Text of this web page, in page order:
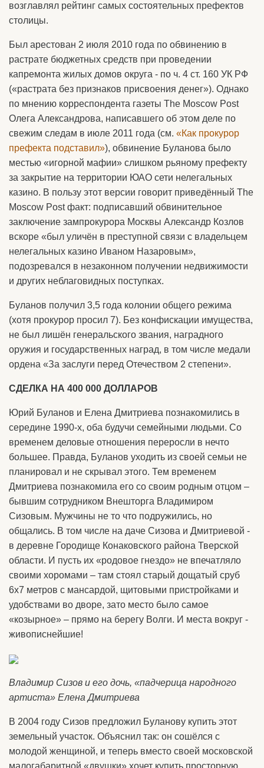
возглавлял рейтинг самых состоятельных префектов
столицы.
Был арестован 2 июля 2010 года по обвинению в
растрате бюджетных средств при проведении
капремонта жилых домов округа - по ч. 4 ст. 160 УК РФ
(«растрата без признаков присвоения денег»). Однако
по мнению корреспондента газеты The Moscow Post
Олега Александрова, написавшего об этом деле по
свежим следам в июле 2011 года (см. «Как прокурор
префекта подставил»), обвинение Буланова было
местью «игорной мафии» слишком рьяному префекту
за закрытие на территории ЮАО сети нелегальных
казино. В пользу этот версии говорит приведённый The
Moscow Post факт: подписавший обвинительное
заключение зампрокурора Москвы Александр Козлов
вскоре «был уличён в преступной связи с владельцем
нелегальных казино Иваном Назаровым»,
подозревался в незаконном получении недвижимости
и других неблаговидных поступках.
Буланов получил 3,5 года колонии общего режима
(хотя прокурор просил 7). Без конфискации имущества,
не был лишён генеральского звания, наградного
оружия и государственных наград, в том числе медали
ордена «За заслуги перед Отечеством 2 степени».
СДЕЛКА НА 400 000 ДОЛЛАРОВ
Юрий Буланов и Елена Дмитриева познакомились в
середине 1990-х, оба будучи семейными людьми. Со
временем деловые отношения переросли в нечто
большее. Правда, Буланов уходить из своей семьи не
планировал и не скрывал этого. Тем временем
Дмитриева познакомила его со своим родным отцом –
бывшим сотрудником Внешторга Владимиром
Сизовым. Мужчины не то что подружились, но
общались. В том числе на даче Сизова и Дмитриевой -
в деревне Городище Конаковского района Тверской
области. И пусть их «родовое гнездо» не впечатляло
своими хоромами – там стоял старый дощатый сруб
6х7 метров с мансардой, щитовыми пристройками и
удобствами во дворе, зато место было самое
«козырное» – прямо на берегу Волги. И места вокруг -
живописнейшие!
Владимир Сизов и его дочь, «падчерица народного
артиста» Елена Дмитриева
В 2004 году Сизов предложил Буланову купить этот
земельный участок. Объяснил так: он сошёлся с
молодой женщиной, и теперь вместо своей московской
малогабаритной «двушки» хочет купить просторную